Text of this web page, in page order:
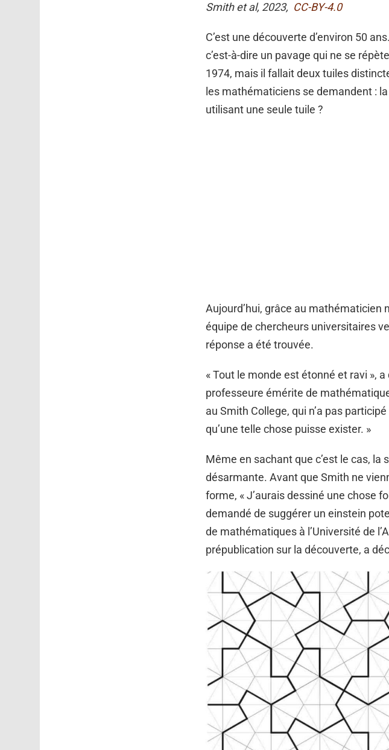
Smith et al, 2023, CC-BY-4.0
C’est une découverte d’environ 50
c’est-à-dire un pavage qui ne se
1974, mais il fallait deux tuiles
les mathématiciens se demandent :
utilisant une seule tuile ?
Aujourd’hui, grâce au mathématicien
équipe de chercheurs universitaires
réponse a été trouvée.
« Tout le monde est étonné et ravi », a
professeure émérite de
au Smith College, qui n’a pas
qu’une telle chose puisse exister. »
Même en sachant que c’est le cas, la
désarmante. Avant que Smith ne
forme, « J’aurais dessiné une chose
demandé de suggérer un einstein
de mathématiques à l’Université de
prépublication sur la découverte, a